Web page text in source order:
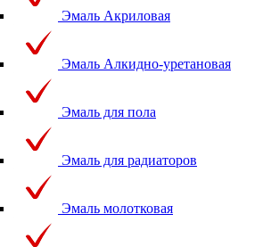
Эмаль Акриловая
Эмаль Алкидно-уретановая
Эмаль для пола
Эмаль для радиаторов
Эмаль молотковая